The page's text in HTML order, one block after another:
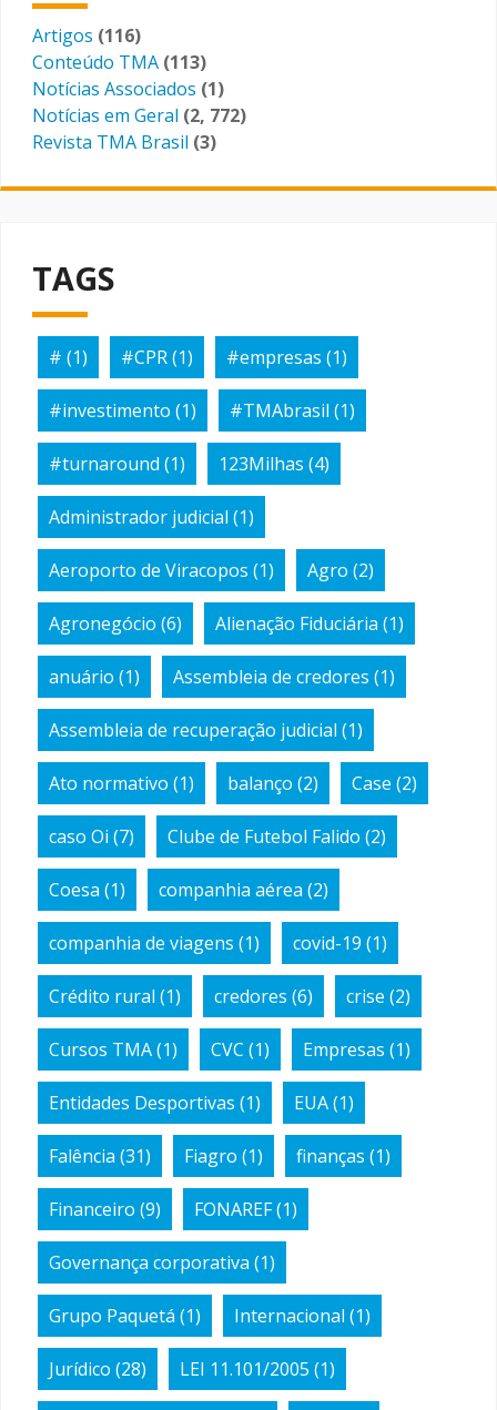
Artigos (116)
Conteúdo TMA (113)
Notícias Associados (1)
Notícias em Geral (2, 772)
Revista TMA Brasil (3)
TAGS
# (1) #CPR(1) #empresas (1)
#investimento (1) #TMAbrasil (1)
#turnaround (1) 123Milhas (4)
Administrador judicial (1)
Aeroporto de Viracopos (1) Agro (2)
Agronegócio (6) Alienação Fiduciária (1)
anuário (1) Assembleia de credores (1)
Assembleia de recuperação judicial (1)
Ato normativo (1) balanço (2) Case (2)
caso Oi (7) Clube de Futebol Falido (2)
Coesa (1) companhia aérea (2)
companhia de viagens (1) covid-19 (1)
Crédito rural (1) credores (6) crise (2)
Cursos TMA(1) CVC (1) Empresas (1)
Entidades Desportivas (1) EUA(1)
Falência (31) Fiagro (1) finanças (1)
Financeiro (9) FONAREF(1)
Governança corporativa (1)
Grupo Paquetá (1) Internacional (1)
Jurídico (28) LEI 11.101/2005 (1)